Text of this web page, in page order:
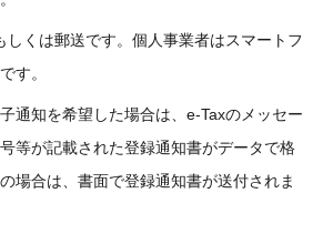
しくは郵送です。個人事業者はスマートフ
す。
通知を希望した場合は、e-Taxのメッセー
等が記載された登録通知書がデータで格
場合は、書面で登録通知書が送付されま